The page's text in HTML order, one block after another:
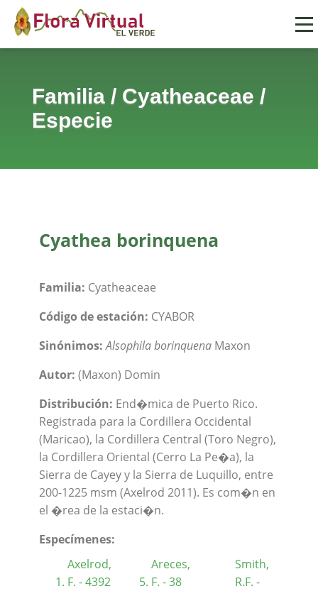
Familia/ Cyatheaceae /
Especie
Cyathea borinquena
Familia: Cyatheaceae
Código de estación: CYABOR
Sinónimos: Alsophila borinquenaMaxon
Autor: (Maxon) Domin
Distribución: End�mica de Puerto Rico.
Registrada para la Cordillera Occidental
(Maricao), la Cordillera Central (Toro Negro),
la Cordillera Oriental (Cerro La Pe�a), la
Sierra de Cayey y la Sierra de Luquillo, entre
200-1225 msm (Axelrod 2011). Es com�n en
el �rea de la estaci�n.
Especímenes:
Axelrod,
F. - 4392
Areces,
F. - 38
Smith,
R.F. -